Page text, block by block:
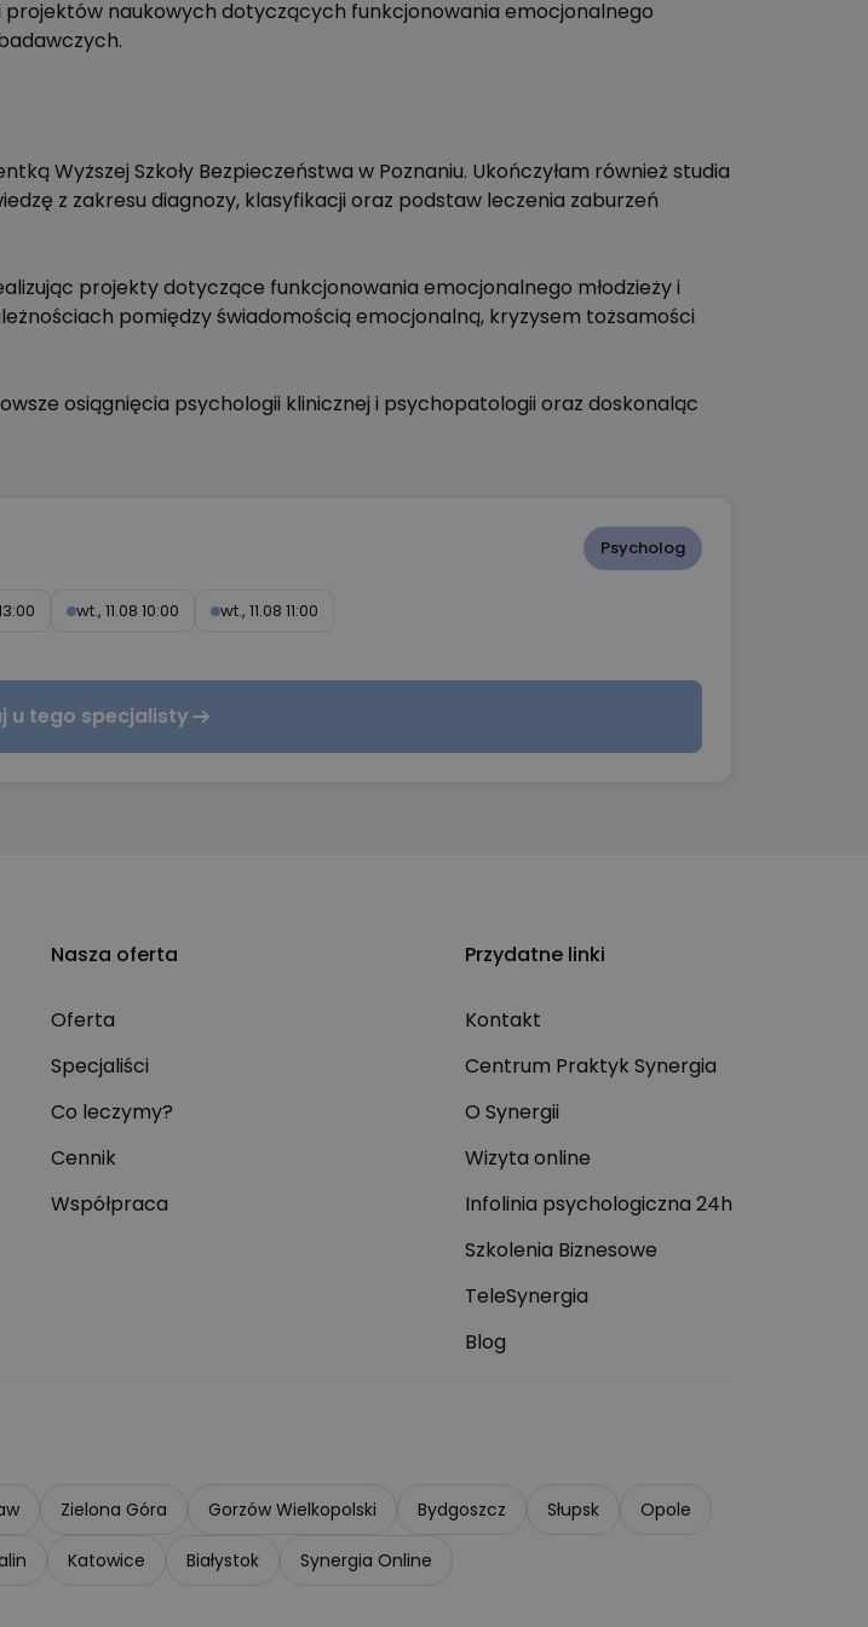
naukowych dotyczących funkcjonowania emocjonalnego
Wyższej Szkoły Bezpieczeństwa w Poznaniu. Ukończyłam również studia
z zakresu diagnozy, klasyfikacji oraz podstaw leczenia zaburzeń
projekty dotyczące funkcjonowania emocjonalnego młodzieży i
pomiędzy świadomością emocjonalną, kryzysem tożsamości
osiągnięcia psychologii klinicznej i psychopatologii oraz doskonaląc
Psycholog
wt., 11.08 10:00 wt., 11.08 11:00
u tego specjalisty
Nasza oferta
Oferta
Specjaliści
Co leczymy?
Cennik
Współpraca
Przydatne linki
Kontakt
Centrum Praktyk Synergia
O Synergii
Wizyta online
Infolinia psychologiczna 24h
Szkolenia Biznesowe
TeleSynergia
Blog
Zielona Góra Gorzów Wielkopolski Bydgoszcz Słupsk Opole
Katowice Białystok Synergia Online